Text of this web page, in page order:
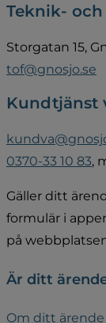
Teknik-
Storgatan 15,
tof@gnosjo.se
Kundtjänst
0370-33 10 83,
Gäller ditt
formulär i
på
Är ditt
Om ditt